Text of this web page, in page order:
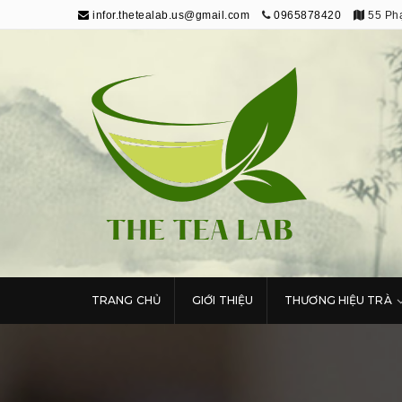
infor.thetealab.us@gmail.com 0965878420 55
The Tea Lab
Trang Thông Tin Về Trà
TRANG CHỦ GIỚI THIỆU THƯƠNG HIỆU TRÀ